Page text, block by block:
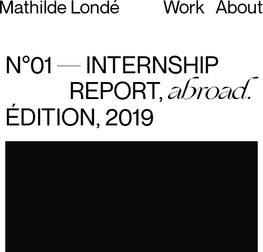
N°01 —INTERNSHIP
REPORT, abroad.
ÉDITION, 2019
Work About
Londé